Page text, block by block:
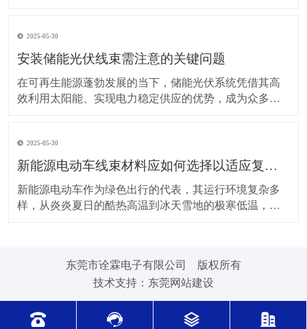
让车辆运行更稳定、安全，还能延长其使用寿命。 日常
驾驶习惯对线束的影响不容小觑。平稳驾驶是维护线束
2025-05-30
安装储能光伏线束需注意的关键问题
在可再生能源蓬勃发展的当下，储能光伏系统凭借其高
效利用太阳能、实现电力稳定供应的优势，成为众多领
安全。因此，在安装储能光伏线束时，有许多问题需要
格外留意。 安装前的准备工作至关重要。在开始安装前
2025-05-30
新能源电动车线束材料应如何选择以适应复杂的环境温度范围？
新能源电动车作为绿色出行的代表，其运行环境复杂多
样，从炎炎夏日的酷热高温到冰天雪地的极寒低温，车
环境下，新能源电动车的电池、电机等部件工作时会散
东莞市诠霖电子有限公司 版权所有
技术支持： 东莞网站建设